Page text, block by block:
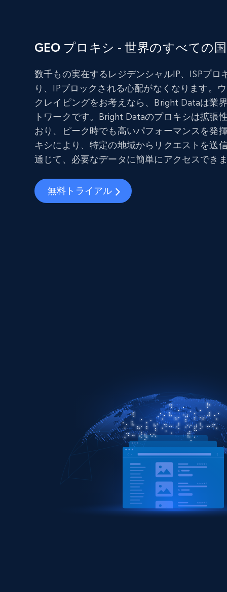
GEO プロキシ - 世界のすべての国
数千もの実在するレジデンシャルIP、ISPプロ
り、IPブロックされる心配がなくなります。
クレイピングをお考えなら、Bright Dataは業
トワークです。Bright Dataのプロキシは拡張
おり、ピーク時でも高いパフォーマンスを発
キシにより、特定の地域からリクエストを送
通じて、必要なデータに簡単にアクセスでき
無料トライアル